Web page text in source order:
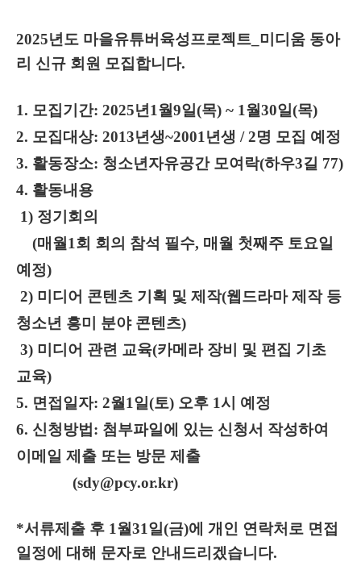
2025년도 마을유튜버육성프로젝트_미디움 동아
리 신규 회원 모집합니다.
1. 모집기간: 2025년1월9일(목) ~ 1월30일(목)
2. 모집대상: 2013년생~2001년생 / 2명 모집 예정
3. 활동장소: 청소년자유공간 모여락(하우3길 77)
4. 활동내용
1) 정기회의
(매월1회 회의 참석 필수, 매월 첫째주 토요일
예정)
2) 미디어 콘텐츠 기획 및 제작(웹드라마 제작 등
청소년 흥미 분야 콘텐츠)
3) 미디어 관련 교육(카메라 장비 및 편집 기초
교육)
5. 면접일자: 2월1일(토) 오후 1시 예정
6. 신청방법: 첨부파일에 있는 신청서 작성하여
이메일 제출 또는 방문 제출
(sdy@pcy.or.kr)
*서류제출 후 1월31일(금)에 개인 연락처로 면접
일정에 대해 문자로 안내드리겠습니다.